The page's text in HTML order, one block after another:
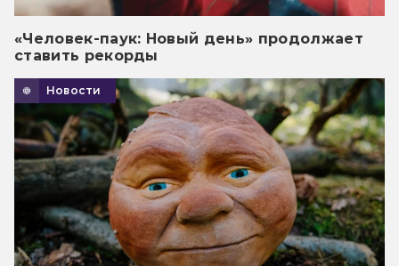
«Человек-паук: Новый день» продолжает
ставить рекорды
Новости